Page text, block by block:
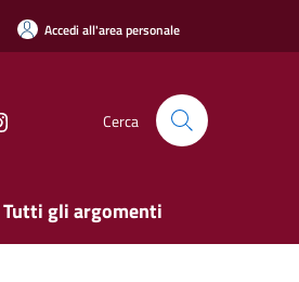
Accedi all'area personale
Cerca
Tutti gli argomenti